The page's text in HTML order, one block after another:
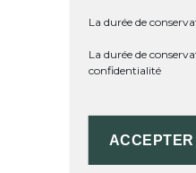
La durée de
La durée de
confidentialité